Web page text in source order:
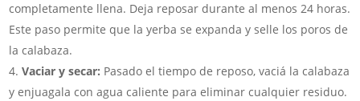
completamente llena. Deja reposar durante al menos 24 horas.
Este paso permite que la yerba se expanda y selle los poros de
la calabaza.
Vaciar y secar: Pasado el tiempo de reposo, vaciá la calabaza
y enjuagala con agua caliente para eliminar cualquier residuo.